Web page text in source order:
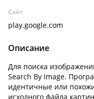
Сайт
play.google.com
Описание
Для поиска
Search By Image.
идентичные или
исходного файла